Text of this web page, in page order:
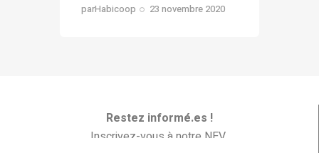
parHabicoop 23 novembre 2020
Restez informé.es !
Inscrivez-vous à notre NEV